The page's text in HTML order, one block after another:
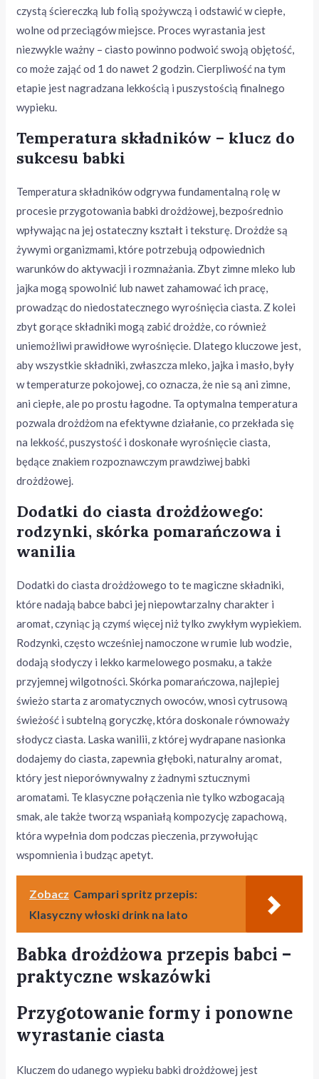
czystą ściereczką lub folią spożywczą i odstawić w ciepłe,
wolne od przeciągów miejsce. Proces wyrastania jest
niezwykle ważny – ciasto powinno podwoić swoją objętość,
co może zająć od 1 do nawet 2 godzin. Cierpliwość na tym
etapie jest nagradzana lekkością i puszystością finalnego
wypieku.
Temperatura składników – klucz do
sukcesu babki
Temperatura składników odgrywa fundamentalną rolę w
procesie przygotowania babki drożdżowej, bezpośrednio
wpływając na jej ostateczny kształt i teksturę. Drożdże są
żywymi organizmami, które potrzebują odpowiednich
warunków do aktywacji i rozmnażania. Zbyt zimne mleko lub
jajka mogą spowolnić lub nawet zahamować ich pracę,
prowadząc do niedostatecznego wyrośnięcia ciasta. Z kolei
zbyt gorące składniki mogą zabić drożdże, co również
uniemożliwi prawidłowe wyrośnięcie. Dlatego kluczowe jest,
aby wszystkie składniki, zwłaszcza mleko, jajka i masło, były
w temperaturze pokojowej, co oznacza, że nie są ani zimne,
ani ciepłe, ale po prostu łagodne. Ta optymalna temperatura
pozwala drożdżom na efektywne działanie, co przekłada się
na lekkość, puszystość i doskonałe wyrośnięcie ciasta,
będące znakiem rozpoznawczym prawdziwej babki
drożdżowej.
Dodatki do ciasta drożdżowego:
rodzynki, skórka pomarańczowa i
wanilia
Dodatki do ciasta drożdżowego to te magiczne składniki,
które nadają babce babci jej niepowtarzalny charakter i
aromat, czyniąc ją czymś więcej niż tylko zwykłym wypiekiem.
Rodzynki, często wcześniej namoczone w rumie lub wodzie,
dodają słodyczy i lekko karmelowego posmaku, a także
przyjemnej wilgotności. Skórka pomarańczowa, najlepiej
świeżo starta z aromatycznych owoców, wnosi cytrusową
świeżość i subtelną goryczkę, która doskonale równoważy
słodycz ciasta. Laska wanilii, z której wydrapane nasionka
dodajemy do ciasta, zapewnia głęboki, naturalny aromat,
który jest nieporównywalny z żadnymi sztucznymi
aromatami. Te klasyczne połączenia nie tylko wzbogacają
smak, ale także tworzą wspaniałą kompozycję zapachową,
która wypełnia dom podczas pieczenia, przywołując
wspomnienia i budząc apetyt.
Zobacz Campari spritz przepis:
Klasyczny włoski drink na lato
Babka drożdżowa przepis babci –
praktyczne wskazówki
Przygotowanie formy i ponowne
wyrastanie ciasta
Kluczem do udanego wypieku babki drożdżowej jest